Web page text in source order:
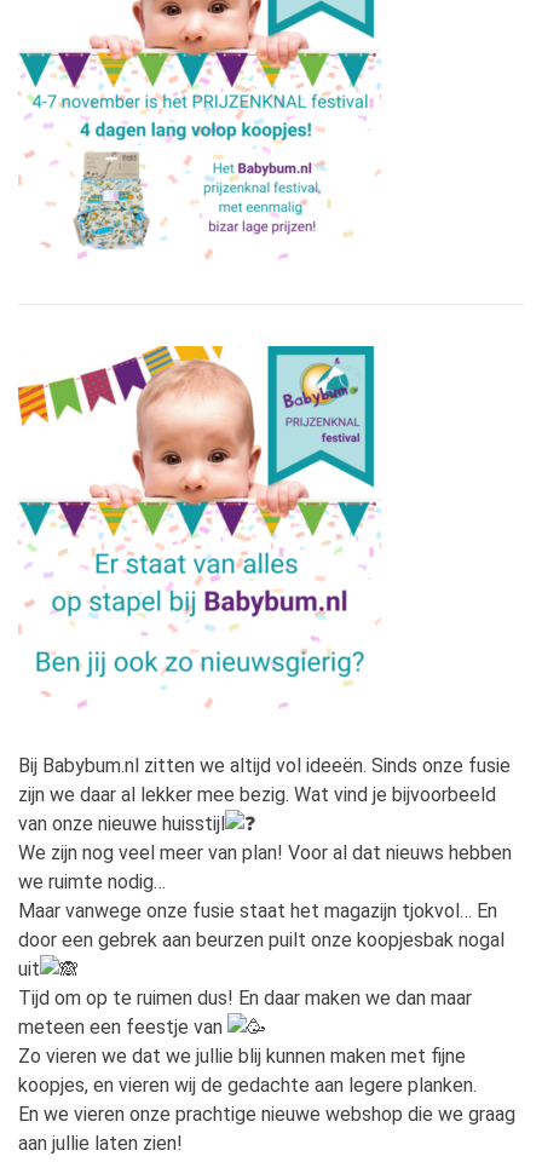
Bij Babybum.nl zitten we altijd vol ideeën. Sinds onze fusie
zijn we daar al lekker mee bezig. Wat vind je bijvoorbeeld
van onze nieuwe huisstijl
We zijn nog veel meer van plan! Voor al dat nieuws hebben
we ruimte nodig…
Maar vanwege onze fusie staat het magazijn tjokvol… En
door een gebrek aan beurzen puilt onze koopjesbak nogal
uit
Tijd om op te ruimen dus! En daar maken we dan maar
meteen een feestje van
Zo vieren we dat we jullie blij kunnen maken met fijne
koopjes, en vieren wij de gedachte aan legere planken.
En we vieren onze prachtige nieuwe webshop die we graag
aan jullie laten zien!